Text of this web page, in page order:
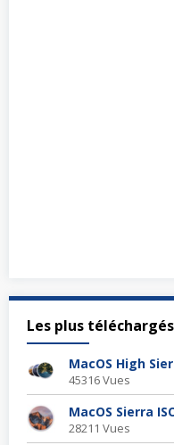
Les plus téléchargés
MacOS High
45316 Vues
MacOS Sierra
28211 Vues